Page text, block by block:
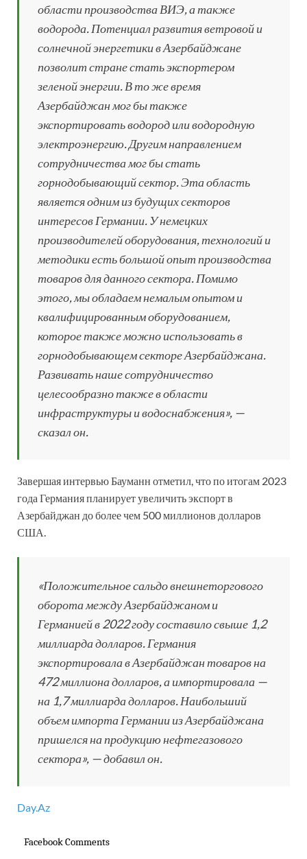
области производства ВИЭ, а также
водорода. Потенциал развития ветровой и
солнечной энергетики в Азербайджане
позволит стране стать экспортером
зеленой энергии. В то же время
Азербайджан мог бы также
экспортировать водород или водородную
электроэнергию. Другим направлением
сотрудничества мог бы стать
горнодобывающий сектор. Эта область
является одним из будущих секторов
интересов Германии. У немецких
производителей оборудования, технологий и
методики есть большой опыт производства
товаров для данного сектора. Помимо
этого, мы обладаем немалым опытом и
квалифицированным оборудованием,
которое также можно использовать в
горнодобывающем секторе Азербайджана.
Развивать наше сотрудничество
целесообразно также в области
инфраструктуры и водоснабжения», —
сказал он.
Завершая интервью Бауманн отметил, что по итогам 2023
года Германия планирует увеличить экспорт в
Азербайджан до более чем 500 миллионов долларов
США.
«Положительное сальдо внешнеторгового
оборота между Азербайджаном и
Германией в 2022 году составило свыше 1,2
миллиарда долларов. Германия
экспортировала в Азербайджан товаров на
472 миллиона долларов, а импортировала —
на 1,7 миллиарда долларов. Наибольший
объем импорта Германии из Азербайджана
пришелся на продукцию нефтегазового
сектора», — добавил он.
Day.Az
Facebook Comments